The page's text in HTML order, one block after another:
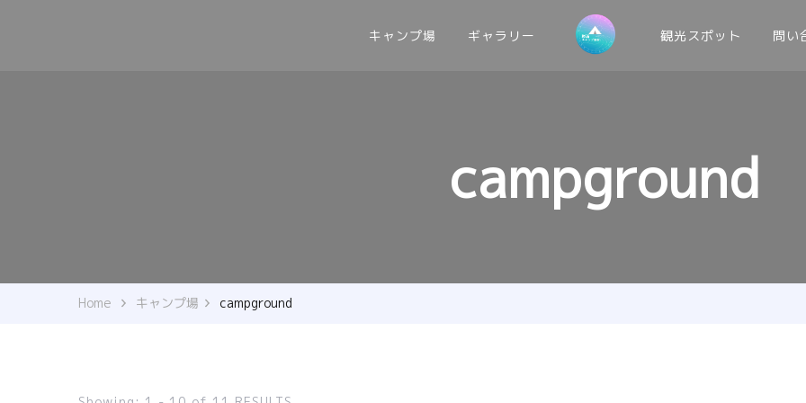
キャンプ場 ギャラリー 観光スポット 問い
campground
Home キャンプ場 campground